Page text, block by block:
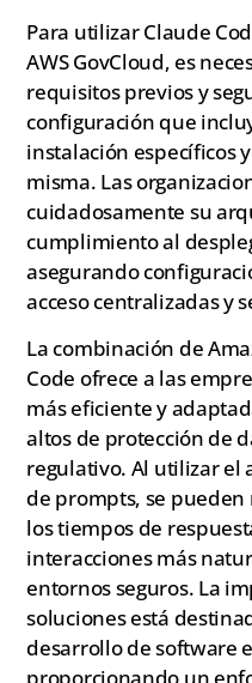
Para utilizar Claude
AWS GovCloud, es
requisitos previos y
configuración que
instalación específicos
misma. Las
cuidadosamente su
cumplimiento al
asegurando
acceso centralizadas y
La combinación de
Code ofrece a las
más eficiente y
altos de protección de
regulativo. Al utilizar el
de prompts, se
los tiempos de
interacciones más
entornos seguros. La
soluciones está
desarrollo de software